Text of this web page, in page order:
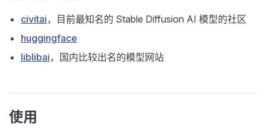
civitai，目前最知名的 Stable Diffusion AI 模型的社区
huggingface
liblibai，国内比较出名的模型网站
使用